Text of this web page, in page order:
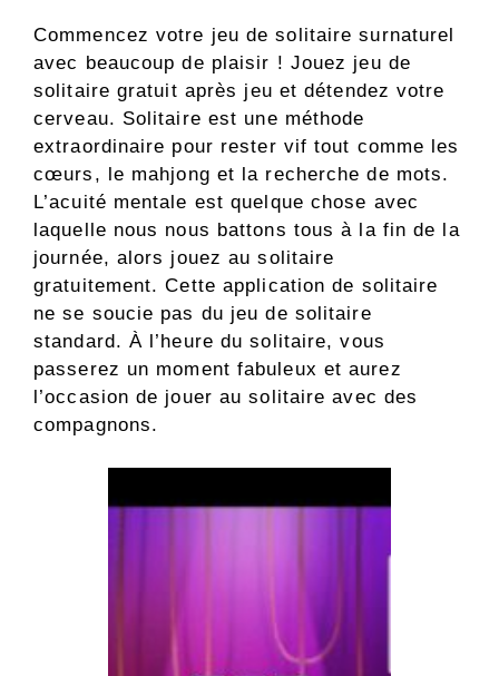
Commencez votre jeu de solitaire surnaturel
avec beaucoup de plaisir ! Jouez jeu de
solitaire gratuit après jeu et détendez votre
cerveau. Solitaire est une méthode
extraordinaire pour rester vif tout comme les
cœurs, le mahjong et la recherche de mots.
L’acuité mentale est quelque chose avec
laquelle nous nous battons tous à la fin de la
journée, alors jouez au solitaire
gratuitement. Cette application de solitaire
ne se soucie pas du jeu de solitaire
standard. À l’heure du solitaire, vous
passerez un moment fabuleux et aurez
l’occasion de jouer au solitaire avec des
compagnons.